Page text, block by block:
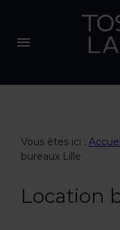
menu
Vous êtes ici :
bureaux Lille
Location